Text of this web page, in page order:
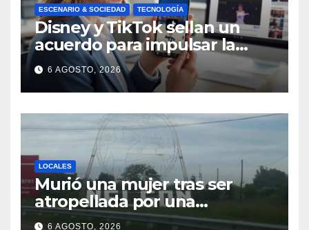
ESCENARIO & SOCIEDAD TECNOLOGÍA
Disney y TikTok sellan un
acuerdo para impulsar la
creación de contenido oficial
en formato vertical
6 AGOSTO, 2026
LOCALES
Murió una mujer tras ser
atropellada por una
motocicleta en Nelson
6 AGOSTO, 2026